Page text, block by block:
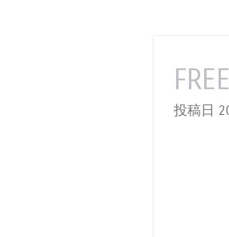
投稿日